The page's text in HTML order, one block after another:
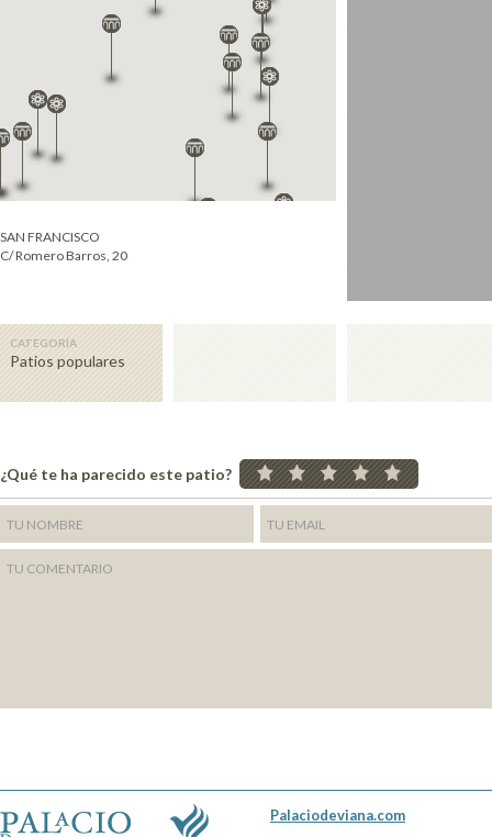
SAN FRANCISCO
C/ Romero Barros, 20
CATEGORÍA
Patios populares
¿Qué te ha parecido este patio?
Palaciodeviana.com